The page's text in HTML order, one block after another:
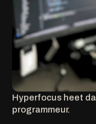
Hyperfocus heet
programmeur.